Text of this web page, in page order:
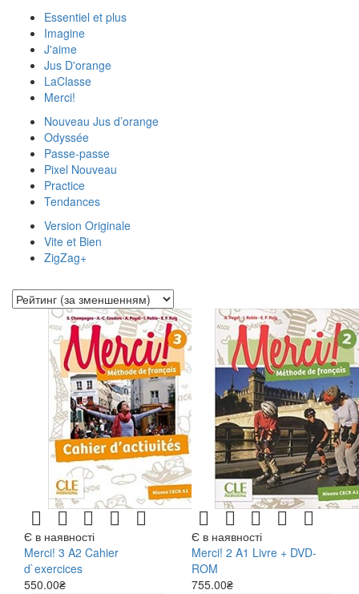
Essentiel et plus
Imagine
J'aime
Jus D'orange
LaClasse
Merci!
Nouveau Jus d’orange
Odyssée
Passe-passe
Pixel Nouveau
Practice
Tendances
Version Originale
Vite et Bien
ZigZag+
Є в наявності
Merci! 3 A2 Cahier
d`exercices
550.00₴
Є в наявності
Merci! 2 A1 Livre + DVD-
ROM
755.00₴